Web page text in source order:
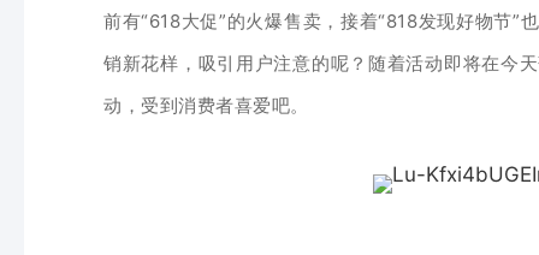
前有“618大促”的火爆售卖，接着“81 8发现好物节”
销新花样， 吸引用户注意的呢？ 随着活动即将在今
动，受到消费者喜爱吧。